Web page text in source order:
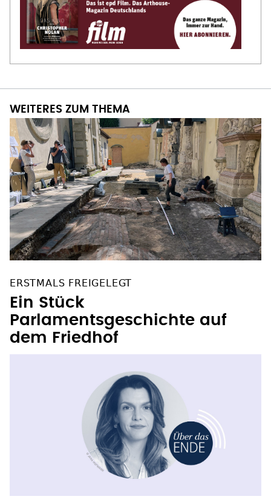
Ein Stück
Parlamentsgeschichte auf
dem Friedhof